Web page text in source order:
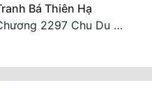
Bá Thiên Hạ
Chương 2297 Chu Du Du mang thai